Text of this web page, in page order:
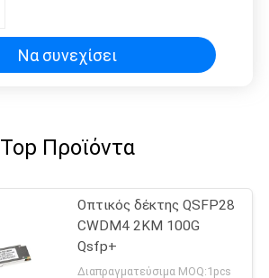
Να συνεχίσει
Top Προϊόντα
Οπτικός δέκτης QSFP28
CWDM4 2KM 100G
Qsfp+
Διαπραγματεύσιμα MOQ:1pcs